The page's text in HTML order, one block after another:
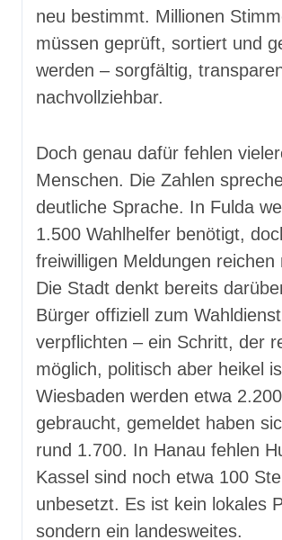
neu bestimmt. Millionen
müssen geprüft, sortiert und
werden – sorgfältig,
nachvollziehbar.
Doch genau dafür fehlen
Menschen. Die Zahlen
deutliche Sprache. In Fulda
1.500 Wahlhelfer benötigt,
freiwilligen Meldungen reichen
Die Stadt denkt bereits
Bürger offiziell zum
verpflichten – ein Schritt, der
möglich, politisch aber heikel
Wiesbaden werden etwa
gebraucht, gemeldet haben
rund 1.700. In Hanau fehlen
Kassel sind noch etwa 100
unbesetzt. Es ist kein lokales
sondern ein landesweites.